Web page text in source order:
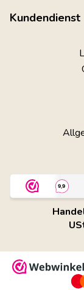
Kundendienst